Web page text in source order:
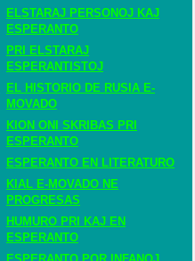
ELSTARAJ PERSONOJ KAJ
ESPERANTO
PRI ELSTARAJ
ESPERANTISTOJ
EL HISTORIO DE RUSIA E-
MOVADO
KION ONI SKRIBAS PRI
ESPERANTO
ESPERANTO EN LITERATURO
KIAL E-MOVADO NE
PROGRESAS
HUMURO PRI KAJ EN
ESPERANTO